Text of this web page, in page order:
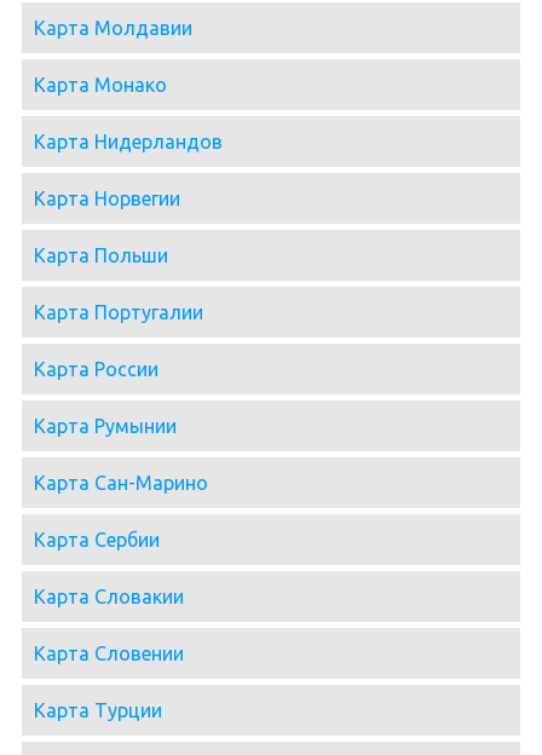
Карта Молдавии
Карта Монако
Карта Нидерландов
Карта Норвегии
Карта Польши
Карта Португалии
Карта России
Карта Румынии
Карта Сан-Марино
Карта Сербии
Карта Словакии
Карта Словении
Карта Турции